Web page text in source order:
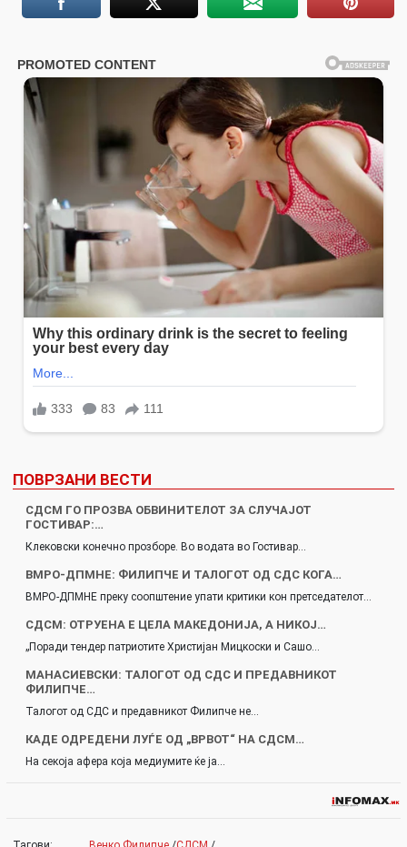
ПОВРЗАНИ ВЕСТИ
СДСМ ГО ПРОЗВА ОБВИНИТЕЛОТ ЗА СЛУЧАЈОТ
ГОСТИВАР:…
Клековски конечно прозборе. Во водата во Гостивар…
ВМРО-ДПМНЕ: ФИЛИПЧЕ И ТАЛОГОТ ОД СДС КОГА…
ВМРО-ДПМНЕ преку соопштение упати критики кон претседателот…
СДСМ: ОТРУЕНА Е ЦЕЛА МАКЕДОНИЈА, А НИКОЈ…
„Поради тендер патриотите Христијан Мицкоски и Сашо…
МАНАСИЕВСКИ: ТАЛОГОТ ОД СДС И ПРЕДАВНИКОТ
ФИЛИПЧЕ…
Талогот од СДС и предавникот Филипче не…
КАДЕ ОДРЕДЕНИ ЛУЃЕ ОД „ВРВОТ“ НА СДСМ…
На секоја афера која медиумите ќе ја…